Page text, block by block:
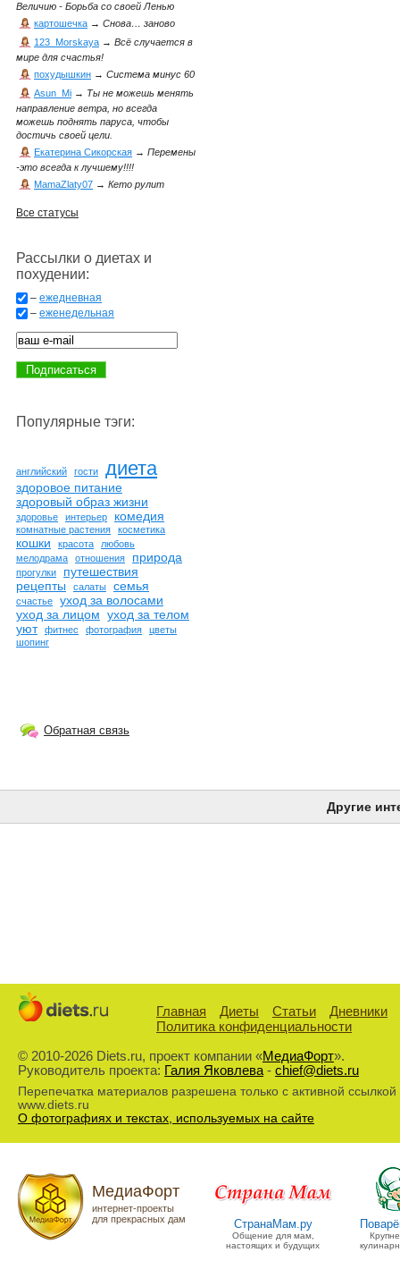
Величию - Борьба со своей Ленью
картошечка → Снова… заново
123_Morskaya → Всё случается в
мире для счастья!
похудышкин → Система минус 60
Asun_Mi → Ты не можешь менять
направление ветра, но всегда
можешь поднять паруса, чтобы
достичь своей цели.
Екатерина Сикорская → Перемены
-это всегда к лучшему!!!!
MamaZlaty07 → Кето рулит
Все статусы
Рассылки о диетах и
похудении:
– ежедневная
– еженедельная
Популярные тэги:
английский гости диета
здоровое питание
здоровый образ жизни
здоровье интерьер комедия
комнатные растения косметика
кошки красота
любовь
мелодрама
отношения природа
прогулки
путешествия
рецепты
салаты семья
счастье
уход за волосами
уход за лицом уход за телом
уют
фитнес фотография
цветы
шопинг
Обратная связь
Другие
Главная Диеты Статьи
Дневники
Политика конфиденциальности
© 2010-2026 Diets.ru, проект компании «МедиаФорт».
Руководитель проекта: Галия Яковлева- chief@diets.ru
Перепечатка материалов разрешена только с активной ссылкой
www.diets.ru
О фотографиях и текстах, используемых на сайте
МедиаФорт
интернет-проекты
для прекрасных дам
СтранаМам.ру
Общение для мам,
настоящих и будущих